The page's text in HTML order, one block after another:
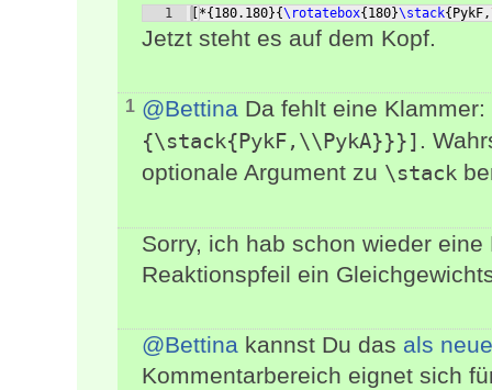
1 *{ 180.180}{\rotatebox{ 180}\stack{ PykF,
Jetzt steht es auf dem Kopf.
1 @Bettina Da fehlt eine Klammer:
{\stack{PykF,\\PykA}}}] .
optionale Argument zu \stack
Sorry, ich hab schon wieder
Reaktionspfeil ein
@Bettina kannst Du das als
Kommentarbereich eignet sich